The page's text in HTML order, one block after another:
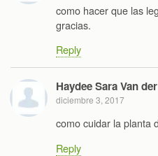
como hacer que las
gracias.
Reply
Haydee Sara Van
diciembre 3, 2017
como cuidar la planta
Reply